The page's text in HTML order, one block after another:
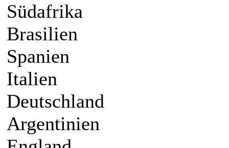
Südafrika
Brasilien
Spanien
Italien
Deutschland
Argentinien